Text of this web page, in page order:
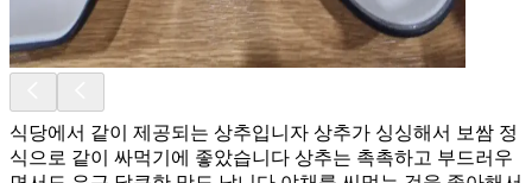
식당에서 같이 제공되는 상추입니자 상추가 싱싱해서 보쌈 정
식으로 같이 싸먹기에 좋았습니다 상추는 촉촉하고 부드러우